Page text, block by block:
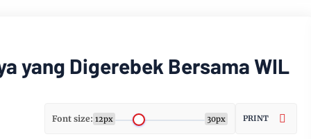
yang Digerebek Bersama WIL
Font size: 12px 30px PRINT